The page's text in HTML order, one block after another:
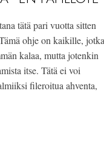
tätä pari vuotta sitten
ohje on kaikille, jotka
kalaa, mutta jotenkin
itse. Tätä ei voi
fileroitua ahventa,